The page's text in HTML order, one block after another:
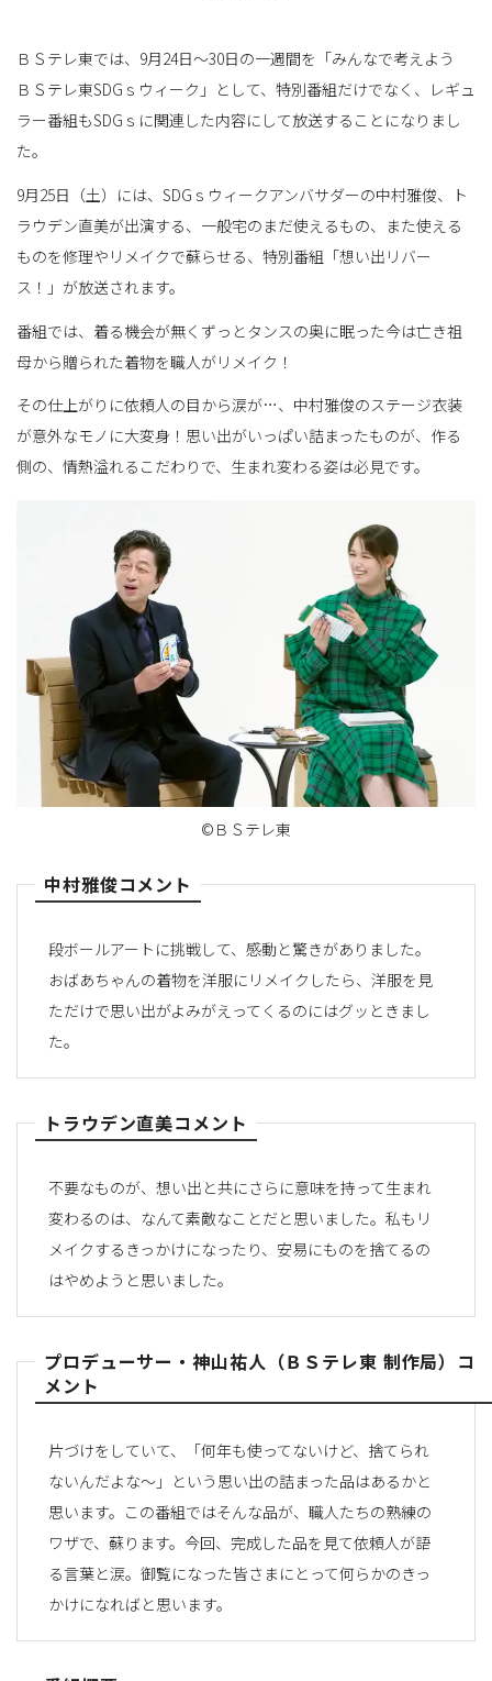
切
ＢＳテレ東では、9月24日～30日の一週間を「みんなで考えよう
ＢＳテレ東SDGｓウィーク」として、特別番組だけでなく、レギュ
ラー番組もSDGｓに関連した内容にして放送することになりまし
た。
9月25日（土）には、SDGｓウィークアンバサダーの中村雅俊、ト
ラウデン直美が出演する、一般宅のまだ使えるもの、また使える
ものを修理やリメイクで蘇らせる、特別番組「想い出リバー
ス！」が放送されます。
番組では、着る機会が無くずっとタンスの奥に眠った今は亡き祖
母から贈られた着物を職人がリメイク！
その仕上がりに依頼人の目から涙が…、中村雅俊のステージ衣装
が意外なモノに大変身！思い出がいっぱい詰まったものが、作る
側の、情熱溢れるこだわりで、生まれ変わる姿は必見です。
©ＢＳテレ東
中村雅俊コメント
段ボールアートに挑戦して、感動と驚きがありました。
おばあちゃんの着物を洋服にリメイクしたら、洋服を見
ただけで思い出がよみがえってくるのにはグッときまし
た。
トラウデン直美コメント
不要なものが、想い出と共にさらに意味を持って生まれ
変わるのは、なんて素敵なことだと思いました。私もリ
メイクするきっかけになったり、安易にものを捨てるの
はやめようと思いました。
プロデューサー・神山祐人（ＢＳテレ東 制作局）コ
メント
片づけをしていて、「何年も使ってないけど、捨てられ
ないんだよな～」という思い出の詰まった品はあるかと
思います。この番組ではそんな品が、職人たちの熟練の
ワザで、蘇ります。今回、完成した品を見て依頼人が語
る言葉と涙。御覧になった皆さまにとって何らかのきっ
かけになればと思います。